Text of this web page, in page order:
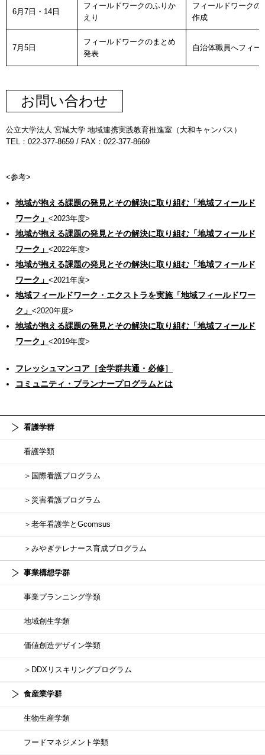
6月7日・14日
フィールドワークのふりか
えり
フィールドワークの
作成
7月5日
フィールドワークのまとめ
発表
自治体職員へフィー
お問い合わせ
公立大学法人 宮城大学 地域連携実践教育推進室（大和キャンパス）
TEL：022-377-8659 / FAX：022-377-8669
<参考>
地域が抱える課題の発見とその解決に取り組む「地域フィールド
ワーク」 <​2023年度>
地域が抱える課題の発見とその解決に取り組む「地域フィールド
ワーク」 <​2022年度>
地域が抱える課題の発見とその解決に取り組む「地域フィールド
ワーク」 <2021年度>
地域フィールドワーク・エクストラを実施「地域フィールドワー
ク」 <2020年度>​​​​​​​
地域が抱える課題の発見とその解決に取り組む「地域フィールド
ワーク」 <2019年度>
フレッシュマンコア［全学群共通・必修］
コミュニティ・プランナープログラムとは
看護学群
看護学類
＞国際看護プログラム
＞災害看護プログラム
＞老年看護学とGcomsus
＞みやぎテレナース育成プログラム
事業構想学群
事業プランニング学類
地域創生学類
価値創造デザイン学類
＞DDXリスキリングプログラム
食産業学群
生物生産学類
フードマネジメント学類